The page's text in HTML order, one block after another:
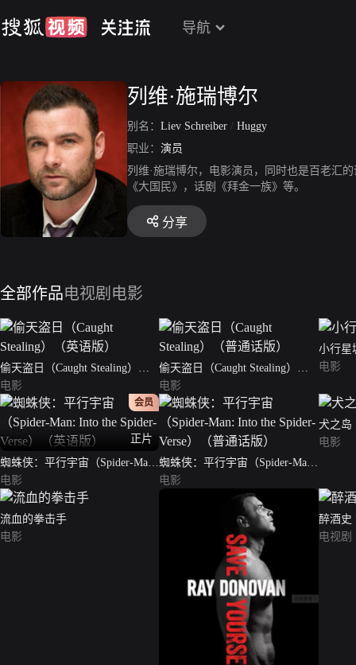
导航
列维·施瑞博尔
别名： Liev Schreiber / Huggy
职业： 演员
列维·施瑞博尔，电影演员，同时也是百老汇
《大国民》，话剧《拜金一族》等。
分享
全部作品电视剧 电影
偷天盗日（Caught Stealing）
（英语版）
电影
偷天盗日（Caught Stealing）
（普通话版）
电影
小行星
电影
正片
会员
蜘蛛侠：平行宇宙（Spider-Man:
Into the Spider-Verse）（英语
版）
电影
蜘蛛侠：平行宇宙（Spider-Man:
Into the Spider-Verse）（普通话
电影
犬之岛
电影
流血的拳击手
电影
醉酒史
电视剧